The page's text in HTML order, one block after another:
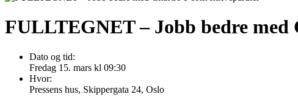
FULLTEGNET – Jobb bedre
Dato og tid:
Fredag 15. mars kl 09:30
Hvor:
Pressens hus, Skippergata 24, Oslo